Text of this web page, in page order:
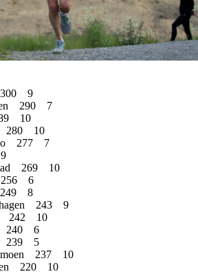
300
9
290
7
10
280
10
277
7
9
269
10
256
6
249
8
243
9
242
10
240
6
239
5
237
10
220
10